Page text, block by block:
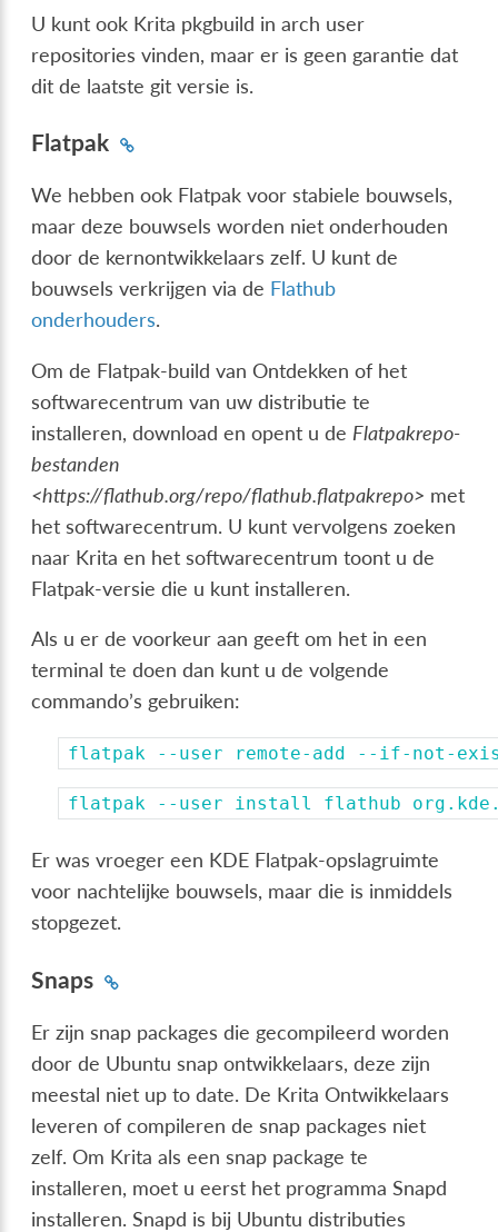
U kunt ook Krita pkgbuild in arch user
repositories vinden, maar er is geen garantie dat
dit de laatste git versie is.
Flatpak
We hebben ook Flatpak voor stabiele bouwsels,
maar deze bouwsels worden niet onderhouden
door de kernontwikkelaars zelf. U kunt de
bouwsels verkrijgen via de Flathub
onderhouders.
Om de Flatpak-build van Ontdekken of het
softwarecentrum van uw distributie te
installeren, download en opent u de Flatpakrepo-
bestanden
<https://flathub.org/repo/flathub.flatpakrepo> met
het softwarecentrum. U kunt vervolgens zoeken
naar Krita en het softwarecentrum toont u de
Flatpak-versie die u kunt installeren.
Als u er de voorkeur aan geeft om het in een
terminal te doen dan kunt u de volgende
commando’s gebruiken:
flatpak --user remote-add --if-not-
flatpak --user install flathub
Er was vroeger een KDE Flatpak-opslagruimte
voor nachtelijke bouwsels, maar die is inmiddels
stopgezet.
Snaps
Er zijn snap packages die gecompileerd worden
door de Ubuntu snap ontwikkelaars, deze zijn
meestal niet up to date. De Krita Ontwikkelaars
leveren of compileren de snap packages niet
zelf. Om Krita als een snap package te
installeren, moet u eerst het programma Snapd
installeren. Snapd is bij Ubuntu distributies